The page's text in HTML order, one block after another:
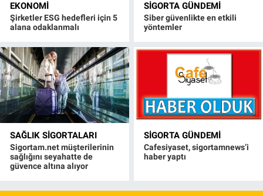
EKONOMI
Şirketler ESG hedefleri için 5
alana odaklanmalı
SIGORTA GÜNDEMI
Siber güvenlikte en etkili
yöntemler
SAĞLIK SIGORTALARI
Sigortam.net müşterilerinin
sağlığını seyahatte de
güvence altına alıyor
SIGORTA GÜNDEMI
Cafesiyaset, sigortamnews’i
haber yaptı